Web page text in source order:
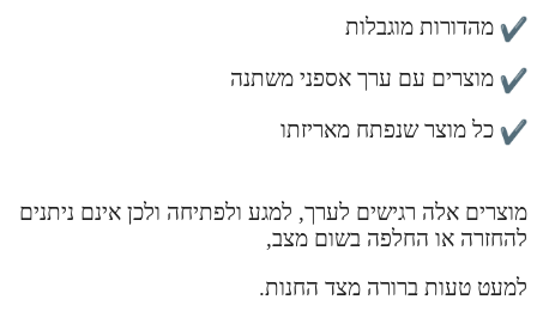
מהדורות מוגבלות
מוצרים עם ערך אספני משתנה
כל מוצר שנפתח מאריזתו
מוצרים אלה רגישים לערך, למגע ולפתיחה ולכן אינם ניתנים
להחזרה או החלפה בשום מצב,
למעט טעות ברורה מצד החנות.